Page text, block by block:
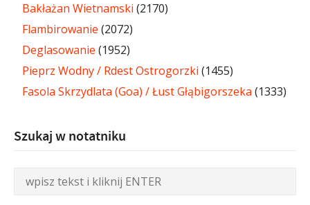
Bakłażan Wietnamski (2170)
Flambirowanie (2072)
Deglasowanie (1952)
Pieprz Wodny / Rdest Ostrogorzki (1455)
Fasola Skrzydlata (Goa) / Łust Głąbigorszeka (1333)
Szukaj w notatniku